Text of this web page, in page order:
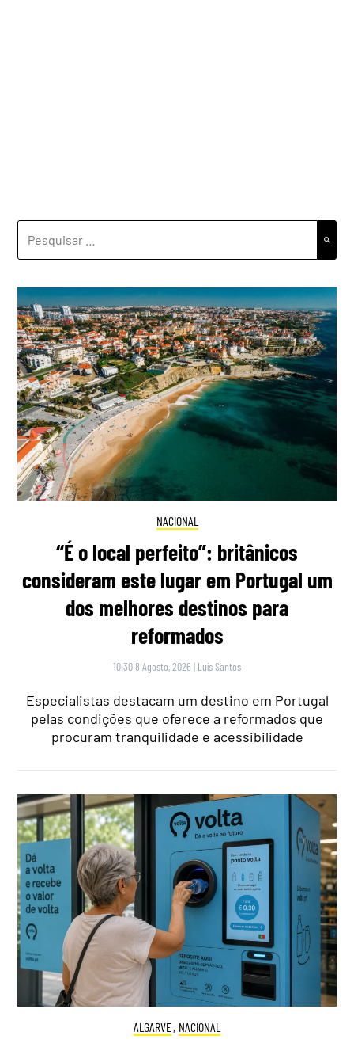
NACIONAL
“É o local perfeito”: britânicos
consideram este lugar em Portugal um
dos melhores destinos para
reformados
10:30 8 Agosto, 2026 | Luís Santos
Especialistas destacam um destino em Portugal
pelas condições que oferece a reformados que
procuram tranquilidade e acessibilidade
ALGARVE, NACIONAL